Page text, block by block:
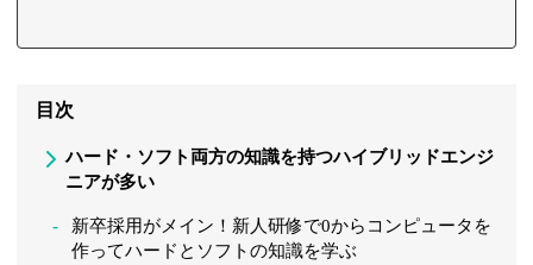
目次
ハード・ソフト両方の知識を持つハイブリッドエンジ
ニアが多い
新卒採用がメイン！新人研修で0からコンピュータを
作ってハードとソフトの知識を学ぶ